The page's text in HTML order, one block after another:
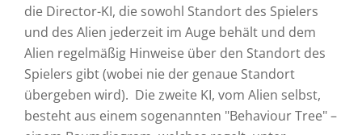
die Director-KI, die sowohl Standort des Spielers
und des Alien jederzeit im Auge behält und dem
Alien regelmäßig Hinweise über den Standort des
Spielers gibt (wobei nie der genaue Standort
übergeben wird). Die zweite KI, vom Alien selbst,
besteht aus einem sogenannten "Behaviour Tree" –